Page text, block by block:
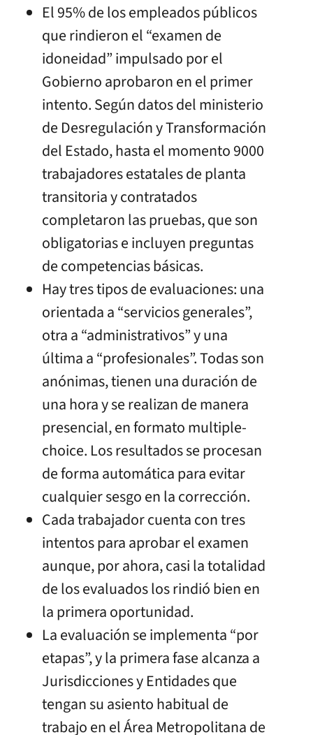
El 95% de los empleados públicos
que rindieron el “examen de
idoneidad” impulsado por el
Gobierno aprobaron en el primer
intento. Según datos del ministerio
de Desregulación y Transformación
del Estado, hasta el momento 9000
trabajadores estatales de planta
transitoria y contratados
completaron las pruebas, que son
obligatorias e incluyen preguntas
de competencias básicas.
Hay tres tipos de evaluaciones: una
orientada a “servicios generales”,
otra a “administrativos” y una
última a “profesionales”. Todas son
anónimas, tienen una duración de
una hora y se realizan de manera
presencial, en formato multiple-
choice. Los resultados se procesan
de forma automática para evitar
cualquier sesgo en la corrección.
Cada trabajador cuenta con tres
intentos para aprobar el examen
aunque, por ahora, casi la totalidad
de los evaluados los rindió bien en
la primera oportunidad.
La evaluación se implementa “por
etapas”, y la primera fase alcanza a
Jurisdicciones y Entidades que
tengan su asiento habitual de
trabajo en el Área Metropolitana de